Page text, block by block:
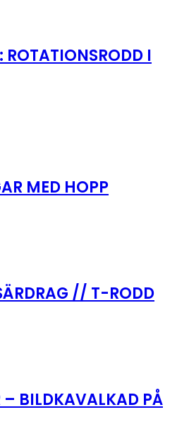
I
MED HOPP
// T-RODD
– BILDKAVALKAD PÅ